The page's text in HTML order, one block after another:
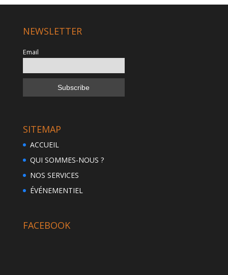
NEWSLETTER
Email
SITEMAP
ACCUEIL
QUI SOMMES-NOUS ?
NOS SERVICES
ÉVÉNEMENTIEL
FACEBOOK